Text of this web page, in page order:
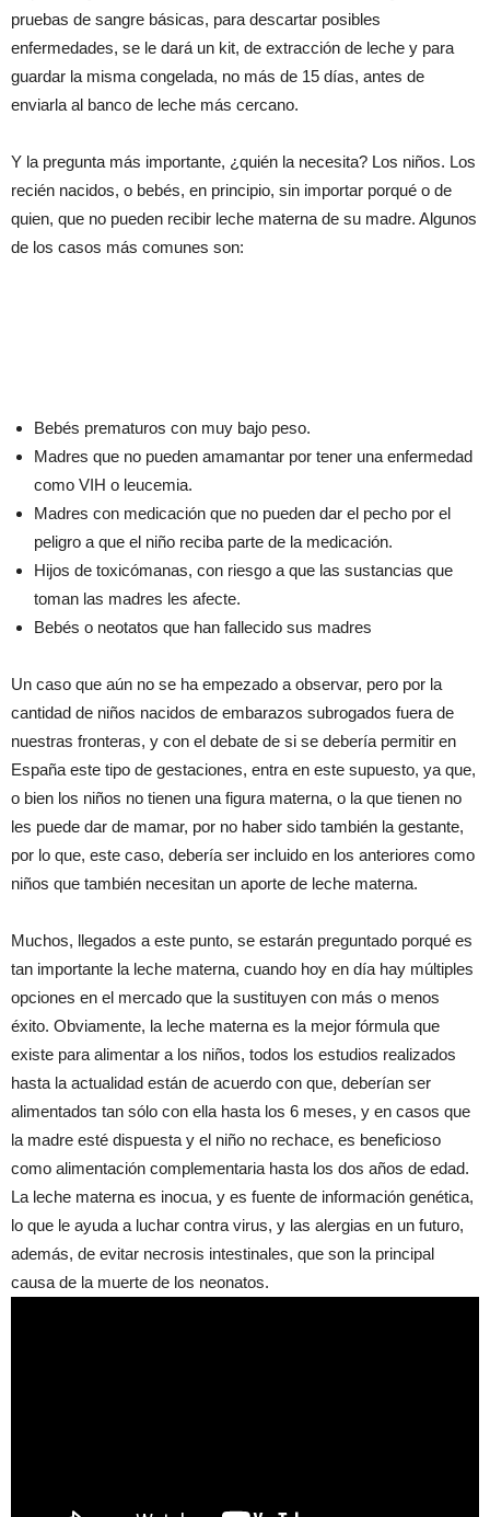
pruebas de sangre básicas, para descartar posibles
enfermedades, se le dará un kit, de extracción de leche y para
guardar la misma congelada, no más de 15 días, antes de
enviarla al banco de leche más cercano.
Y la pregunta más importante, ¿quién la necesita? Los niños. Los
recién nacidos, o bebés, en principio, sin importar porqué o de
quien, que no pueden recibir leche materna de su madre. Algunos
de los casos más comunes son:
Bebés prematuros con muy bajo peso.
Madres que no pueden amamantar por tener una enfermedad
como VIH o leucemia.
Madres con medicación que no pueden dar el pecho por el
peligro a que el niño reciba parte de la medicación.
Hijos de toxicómanas, con riesgo a que las sustancias que
toman las madres les afecte.
Bebés o neotatos que han fallecido sus madres
Un caso que aún no se ha empezado a observar, pero por la
cantidad de niños nacidos de embarazos subrogados fuera de
nuestras fronteras, y con el debate de si se debería permitir en
España este tipo de gestaciones, entra en este supuesto, ya que,
o bien los niños no tienen una figura materna, o la que tienen no
les puede dar de mamar, por no haber sido también la gestante,
por lo que, este caso, debería ser incluido en los anteriores como
niños que también necesitan un aporte de leche materna.
Muchos, llegados a este punto, se estarán preguntado porqué es
tan importante la leche materna, cuando hoy en día hay múltiples
opciones en el mercado que la sustituyen con más o menos
éxito. Obviamente, la leche materna es la mejor fórmula que
existe para alimentar a los niños, todos los estudios realizados
hasta la actualidad están de acuerdo con que, deberían ser
alimentados tan sólo con ella hasta los 6 meses, y en casos que
la madre esté dispuesta y el niño no rechace, es beneficioso
como alimentación complementaria hasta los dos años de edad.
La leche materna es inocua, y es fuente de información genética,
lo que le ayuda a luchar contra virus, y las alergias en un futuro,
además, de evitar necrosis intestinales, que son la principal
causa de la muerte de los neonatos.